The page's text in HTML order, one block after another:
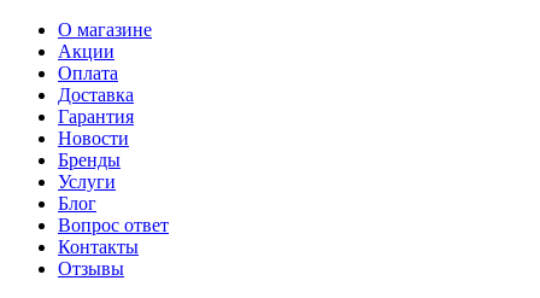
О магазине
Акции
Оплата
Доставка
Гарантия
Новости
Бренды
Услуги
Блог
Вопрос ответ
Контакты
Отзывы
Для клиентов всех банков
Разбейте
оплатуна части
без переплат